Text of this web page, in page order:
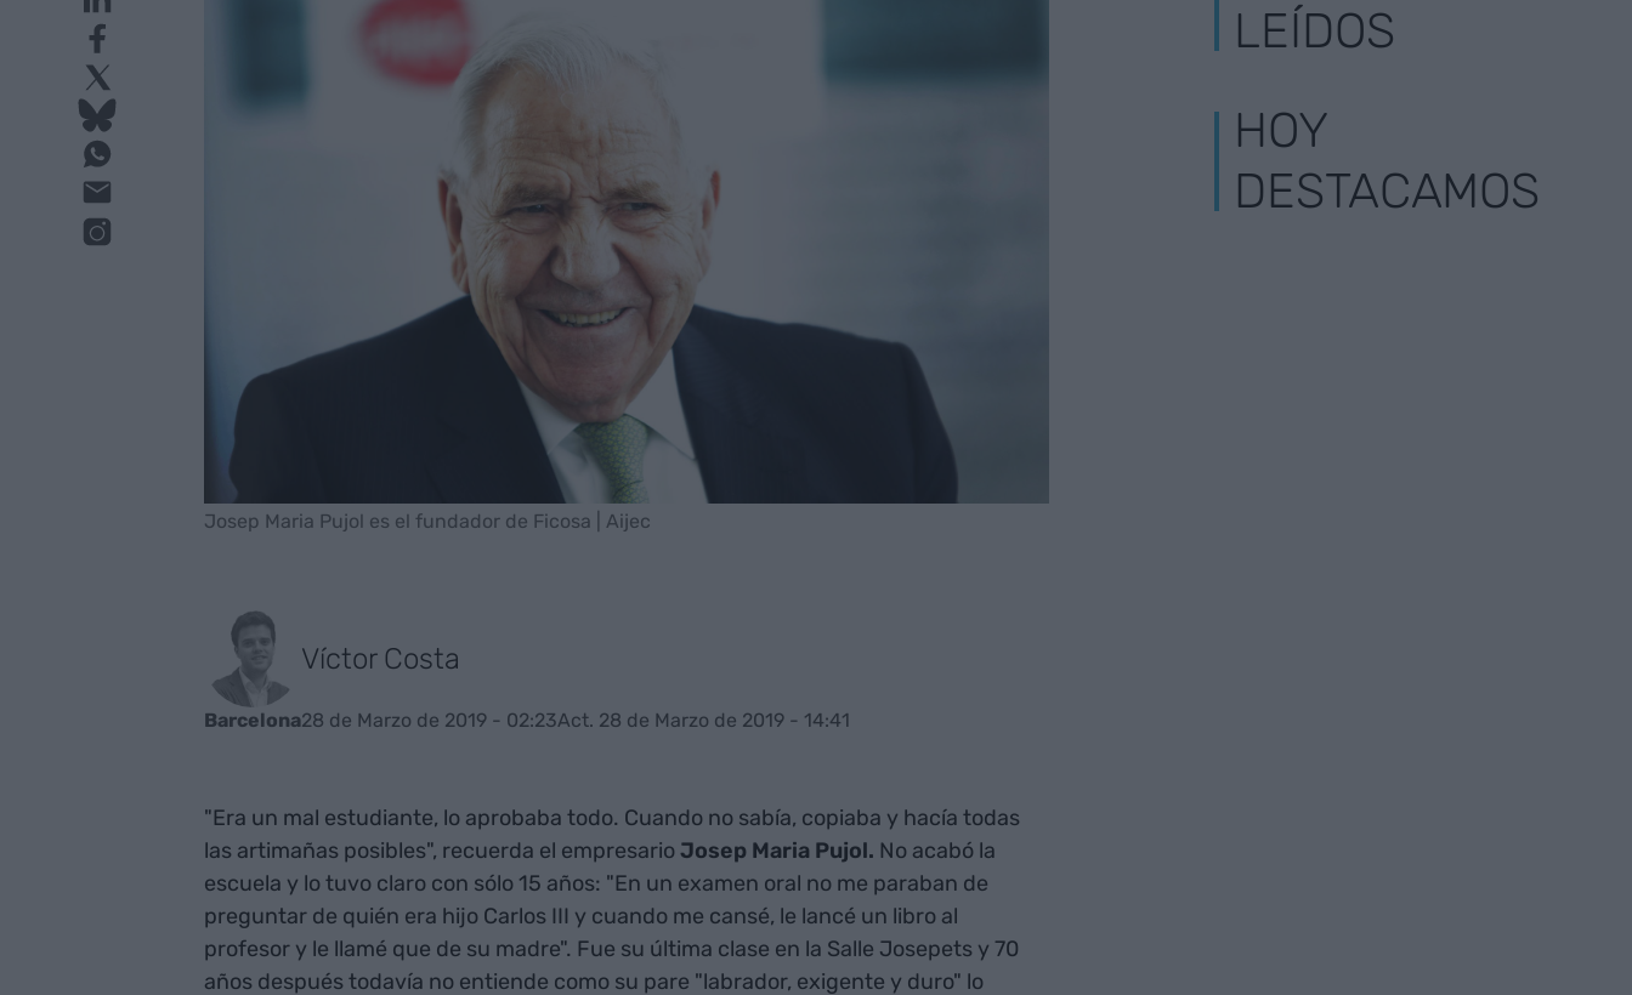
Josep Maria Pujol es el fundador de Ficosa | Aijec
Víctor Costa
Barcelona28 de Marzo de 2019 - 02:23Act. 28 de Marzo de 2019 - 14:41
"Era un mal estudiante, lo aprobaba todo. Cuando no sabía, copiaba y hacía todas
las artimañas posibles", recuerda el empresarioJosep Maria Pujol. No acabó la
escuela y lo tuvo claro con sólo 15 años: "En un examen oral no me paraban de
preguntar de quién era hijo Carlos III y cuando me cansé, le lancé un libro al
profesor y le llamé que de su madre". Fue su última clase en la Salle Josepets y 70
años después todavía no entiende como su pare "labrador, exigente y duro" lo
LEÍDOS
HOY
DESTACAMOS